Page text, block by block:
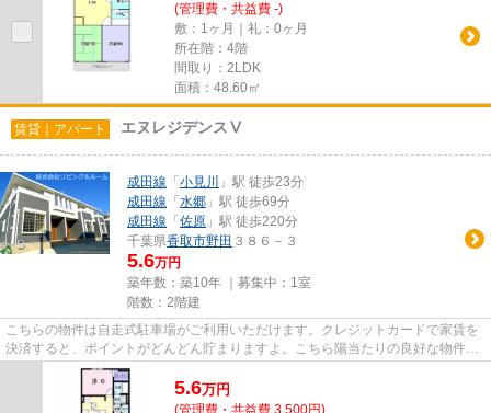
(管理費・共益費 -)
敷：1ヶ月｜礼：0ヶ月
所在階：4階
間取り：2LDK
面積：48.60㎡
賃貸｜アパート エヌレジデンスⅤ
成田線 「 小見川
」駅 徒歩23分
成田線 「 水郷 」駅 徒歩69分
成田線 「 佐原 」駅 徒歩220分
千葉県香取市野田 ３８６－３
5.6万円
築年数：築10年 ｜募集中： 1室
階数：2階建
こちらの物件は自走式駐車場がご利用いただけます。クレジットカードで家賃を
決済すると、ポイントがどんどん貯まりますよ。こちら陽当たりの良好な物件で
す。重たいゴミの持ち運びが...
5.6万円